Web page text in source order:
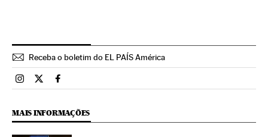
Receba o boletim do EL PAÍS América
Brasil El País Brasil en Instagram
Brasil El País Brasil en Twitter
Brasil El País Brasil en Facebook
MAIS INFORMAÇÕES